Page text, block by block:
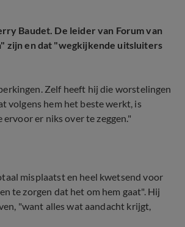
Baudet. De leider van Forum van
zijn en dat "wegkijkende uitsluiters
Zelf heeft hij die worstelingen
volgens hem het beste werkt, is
er niks over te zeggen."
misplaatst en heel kwetsend voor
te zorgen dat het om hem gaat". Hij
"want alles wat aandacht krijgt,